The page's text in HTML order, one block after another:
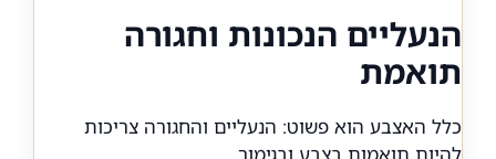
הנעליים הנכונות וחגורה
תואמת
כלל האצבע הוא פשוט: הנעליים והחגורה צריכות
להיות תואמות בצבע ובגימור.